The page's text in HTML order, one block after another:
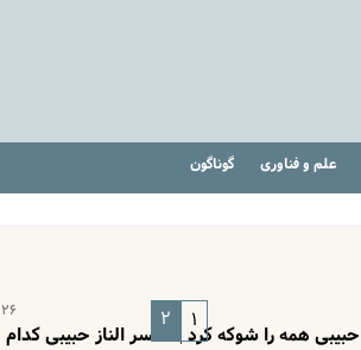
علم و فناوری گوناگون
۲۶ اردیبهشت ۱۴۰۳
همه را شوکه کرد | همسر الناز حبیبی کدام
۱ ۲